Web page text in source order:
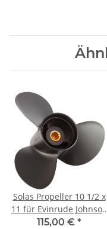
Solas Propeller 10 1/2 x
11 für Evinrude Johnson
20 - 35 PS 3 Blatt mit 14
115,00 € *